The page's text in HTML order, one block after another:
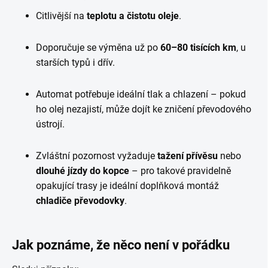
Citlivější na teplotu a čistotu oleje.
Doporučuje se výměna už po 60–80 tisících km, u
starších typů i dřív.
Automat potřebuje ideální tlak a chlazení – pokud
ho olej nezajistí, může dojít ke zničení převodového
ústrojí.
Zvláštní pozornost vyžaduje tažení přívěsu nebo
dlouhé jízdy do kopce – pro takové pravidelně
opakující trasy je ideální doplňková montáž
chladiče převodovky.
Jak poznáme, že něco není v pořádku